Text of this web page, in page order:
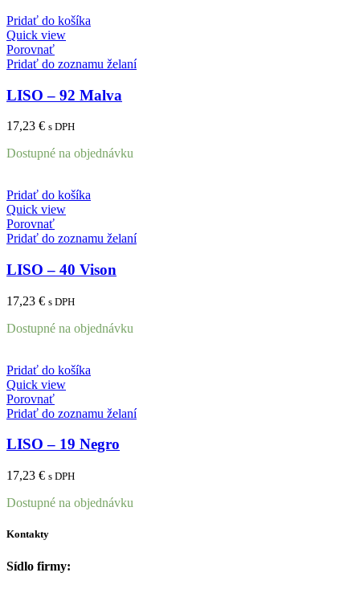
Pridať do košíka
Quick view
Porovnať
Pridať do zoznamu želaní
LISO – 92 Malva
17,23 € s DPH
Dostupné na objednávku
Pridať do košíka
Quick view
Porovnať
Pridať do zoznamu želaní
LISO – 40 Vison
17,23 € s DPH
Dostupné na objednávku
Pridať do košíka
Quick view
Porovnať
Pridať do zoznamu želaní
LISO – 19 Negro
17,23 € s DPH
Dostupné na objednávku
Kontakty
Sídlo firmy: